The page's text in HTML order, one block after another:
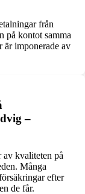
från
på kontot samma
är imponerade av
–
kvaliteten på
Många
efter
de får.